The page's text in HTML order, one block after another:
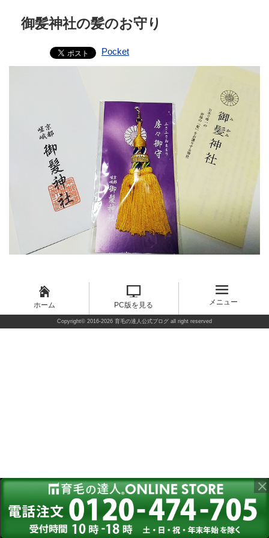
御髪神社の髪のお守り
Pocket
ホーム PC版を見る メニュー
Copyright© 2016-2026 育毛の達人公式ブログ all right reserved